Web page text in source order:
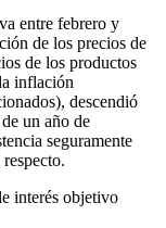
entre febrero y
de los precios de
de los productos
inflación
descendió
un año de
seguramente
interés objetivo